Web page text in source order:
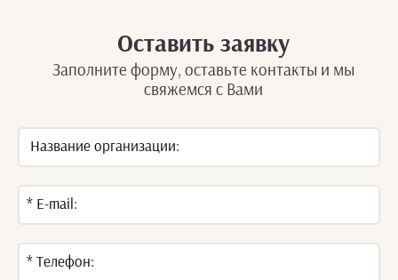
Оставить заявку
Заполните форму, оставьте контакты и мы
свяжемся с Вами